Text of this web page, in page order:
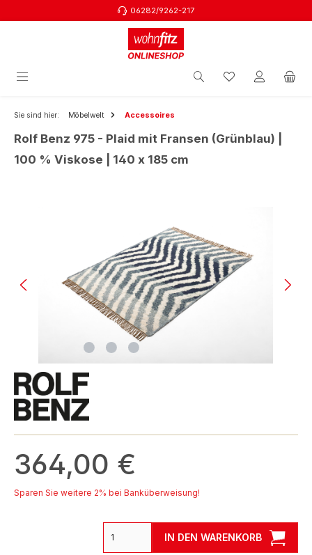
06282/9262-217
Sie sind hier: Möbelwelt Accessoires
Rolf Benz 975 - Plaid mit Fransen (Grünblau) |
100 % Viskose | 140 x 185 cm
364,00 €
Sparen Sie weitere 2% bei Banküberweisung!
IN DEN WARENKORB